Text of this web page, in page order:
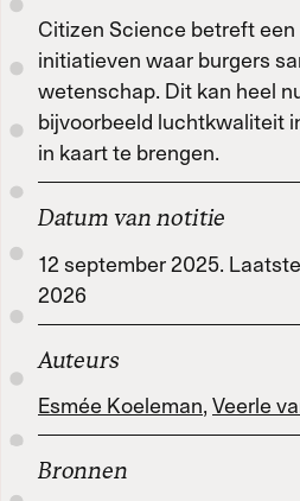
Contact
Momus-code
Werken met
Word meedenker
Word lid
Citizen Science betreft
initiatieven waar burgers
wetenschap. Dit kan heel
bijvoorbeeld luchtkwaliteit
in kaart te brengen.
Datum van notitie
12 september 2025.
2026
Auteurs
Esmée Koeleman, Veerle
Bronnen